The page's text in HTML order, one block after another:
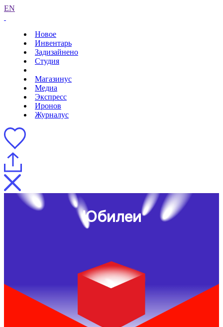
EN
Новое
Инвентарь
Задизайнено
Студия
Магазинус
Медиа
Экспресс
Иронов
Журналус
Юбилеи